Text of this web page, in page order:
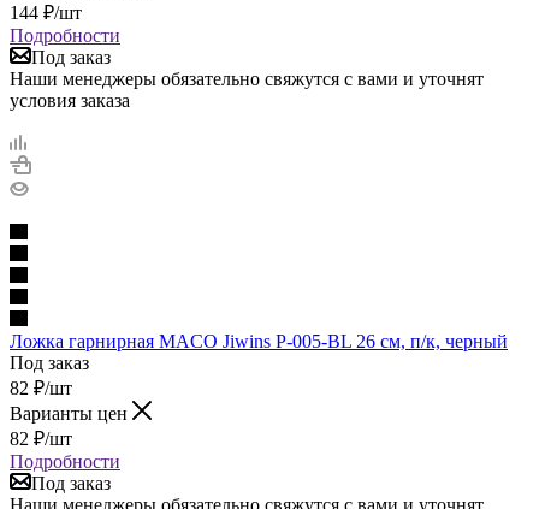
144 ₽/шт
Подробности
Под заказ
Наши менеджеры обязательно свяжутся с вами и уточнят
условия заказа
Ложка гарнирная MACO Jiwins P-005-BL 26 см, п/к, черный
Под заказ
82 ₽/шт
Варианты цен
82 ₽/шт
Подробности
Под заказ
Наши менеджеры обязательно свяжутся с вами и уточнят